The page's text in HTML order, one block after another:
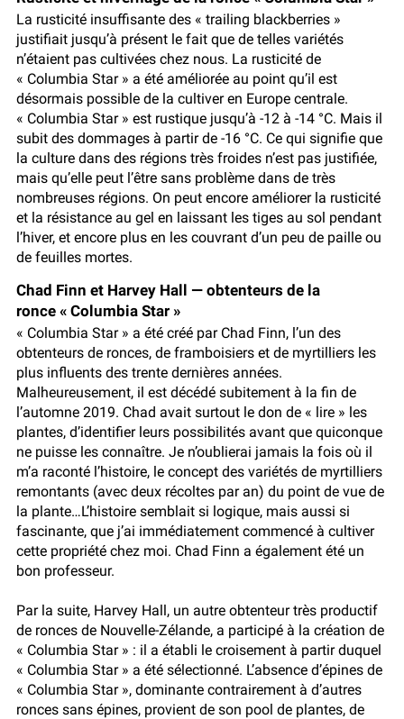
La rusticité insuffisante des « trailing blackberries »
justifiait jusqu’à présent le fait que de telles variétés
n’étaient pas cultivées chez nous. La rusticité de
« Columbia Star » a été améliorée au point qu’il est
désormais possible de la cultiver en Europe centrale.
« Columbia Star » est rustique jusqu’à -12 à -14 °C. Mais il
subit des dommages à partir de -16 °C. Ce qui signifie que
la culture dans des régions très froides n’est pas justifiée,
mais qu’elle peut l’être sans problème dans de très
nombreuses régions. On peut encore améliorer la rusticité
et la résistance au gel en laissant les tiges au sol pendant
l’hiver, et encore plus en les couvrant d’un peu de paille ou
de feuilles mortes.
Chad Finn et Harvey Hall — obtenteurs de la
ronce « Columbia Star »
« Columbia Star » a été créé par Chad Finn, l’un des
obtenteurs de ronces, de framboisiers et de myrtilliers les
plus influents des trente dernières années.
Malheureusement, il est décédé subitement à la fin de
l’automne 2019. Chad avait surtout le don de « lire » les
plantes, d’identifier leurs possibilités avant que quiconque
ne puisse les connaître. Je n’oublierai jamais la fois où il
m’a raconté l’histoire, le concept des variétés de myrtilliers
remontants (avec deux récoltes par an) du point de vue de
la plante…L’histoire semblait si logique, mais aussi si
fascinante, que j’ai immédiatement commencé à cultiver
cette propriété chez moi. Chad Finn a également été un
bon professeur.
Par la suite, Harvey Hall, un autre obtenteur très productif
de ronces de Nouvelle-Zélande, a participé à la création de
« Columbia Star » : il a établi le croisement à partir duquel
« Columbia Star » a été sélectionné. L’absence d’épines de
« Columbia Star », dominante contrairement à d’autres
ronces sans épines, provient de son pool de plantes, de